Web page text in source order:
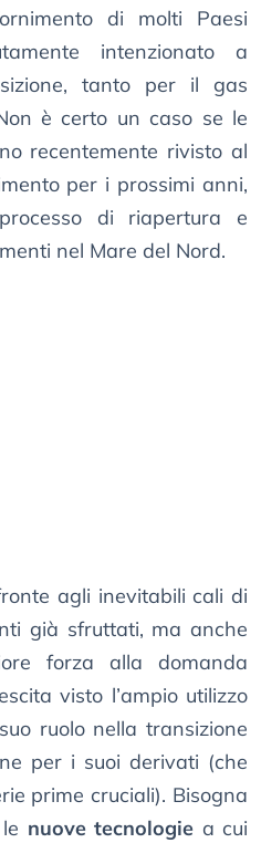
di molti Paesi
intenzionato a
tanto per il gas
è certo un caso se le
recentemente rivisto al
per i prossimi anni,
di riapertura e
nel Mare del Nord.
agli inevitabili cali di
già sfruttati, ma anche
forza alla domanda
visto l’ampio utilizzo
ruolo nella transizione
per i suoi derivati (che
prime cruciali). Bisogna
nuove tecnologie a cui